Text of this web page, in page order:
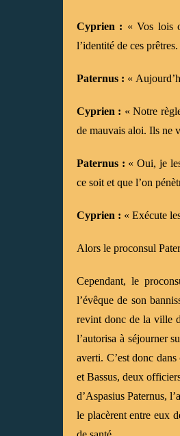
Cyprien : « Vos lois
l’identité de ces
Paternus : «
Cyprien : « Notre
de mauvais aloi. Ils ne
Paternus : « Oui, je
ce soit et que l’on
Cyprien : « Exécute
Alors le proconsul
Cependant, le
l’évêque de son
revint donc de la ville
l’autorisa à séjourner
averti. C’est donc
et Bassus, deux
d’Aspasius Paternus,
le placèrent entre eux